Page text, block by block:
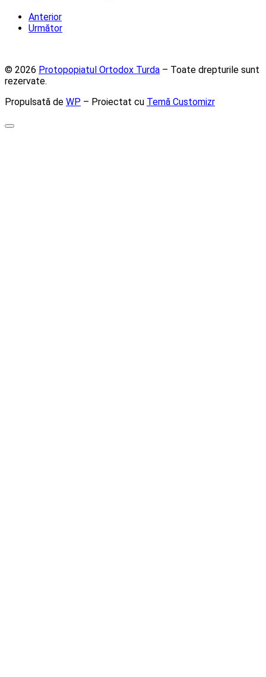
Anterior
Următor
© 2026 Protopopiatul Ortodox Turda – Toate drepturile sunt
rezervate.
Propulsată de WP – Proiectat cu Temă Customizr